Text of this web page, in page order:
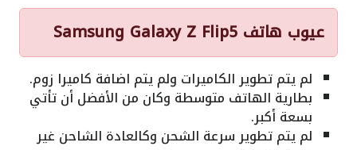
عيوب هاتف Samsung Galaxy Z Flip5
لم يتم تطوير الكاميرات ولم يتم اضافة كاميرا زوم.
بطارية الهاتف متوسطة وكان من الأفضل أن تأتي
بسعة أكبر.
لم يتم تطوير سرعة الشحن وكالعادة الشاحن غير